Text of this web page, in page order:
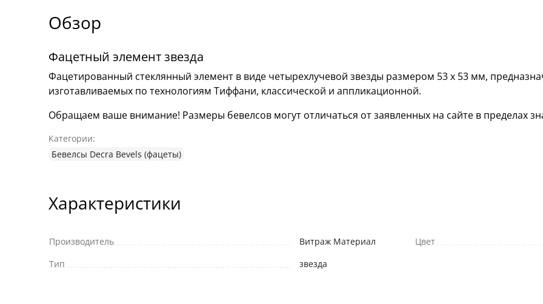
Обзор
Фацетный элемент звезда
Фацетированный стеклянный элемент в виде четырехлучевой звезды размером 53 х 53 мм,
изготавливаемых по технологиям Тиффани, классической и аппликационной.
Обращаем ваше внимание! Размеры бевелсов могут отличаться от заявленных на сайте в пределах
Категории:
Бевелсы Decra Bevels (фацеты)
Характеристики
Производитель
Витраж Материал
Тип
звезда
Цвет